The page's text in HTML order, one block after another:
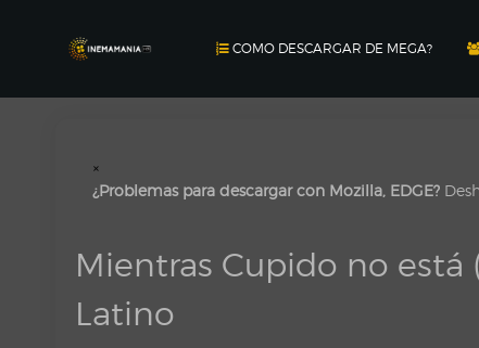
COMO DESCARGAR DE MEGA?
×
¿Problemas para descargar con Mozilla, EDGE?
Mientras Cupido no está
Latino